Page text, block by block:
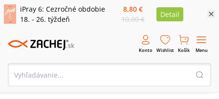
iPray 6: Cezročné obdobie
18. - 26. týždeň
8,80 €
10,00 €
Detail
Konto Wishlist Košík Menu